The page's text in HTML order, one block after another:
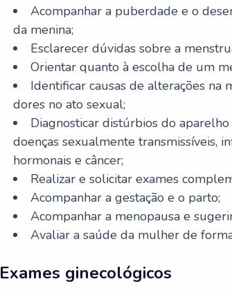
Acompanhar a puberdade e o
da menina;
Esclarecer dúvidas sobre a
Orientar quanto à escolha de um
Identificar causas de alterações na
dores no ato sexual;
Diagnosticar distúrbios do
doenças sexualmente transmissíveis,
hormonais e câncer;
Realizar e solicitar exames
Acompanhar a gestação e o parto;
Acompanhar a menopausa e
Avaliar a saúde da mulher de
Exames ginecológicos